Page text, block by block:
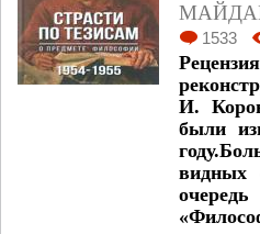
1533
И.
были
видных